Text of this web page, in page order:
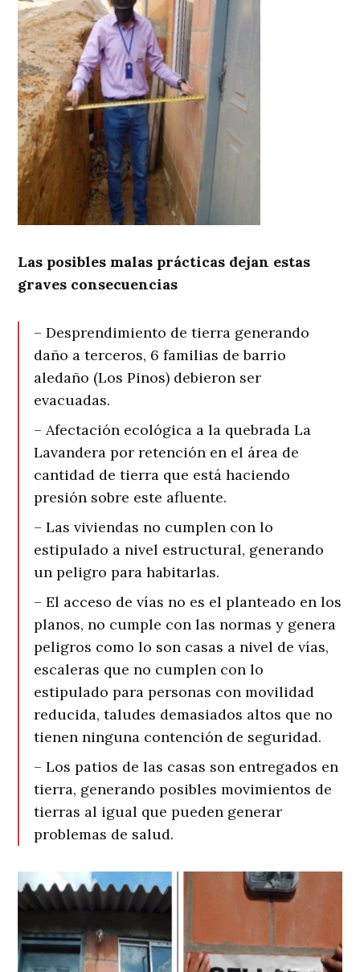
Las posibles malas prácticas dejan estas
graves consecuencias
– Desprendimiento de tierra generando
daño a terceros, 6 familias de barrio
aledaño (Los Pinos) debieron ser
evacuadas.
– Afectación ecológica a la quebrada La
Lavandera por retención en el área de
cantidad de tierra que está haciendo
presión sobre este afluente.
– Las viviendas no cumplen con lo
estipulado a nivel estructural, generando
un peligro para habitarlas.
– El acceso de vías no es el planteado en los
planos, no cumple con las normas y genera
peligros como lo son casas a nivel de vías,
escaleras que no cumplen con lo
estipulado para personas con movilidad
reducida, taludes demasiados altos que no
tienen ninguna contención de seguridad.
– Los patios de las casas son entregados en
tierra, generando posibles movimientos de
tierras al igual que pueden generar
problemas de salud.